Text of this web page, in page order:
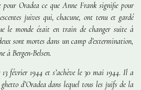
pour Oradea ce que Anne Frank signifie pour
juives qui, chacune, ont tenu et gardé
le monde était en train de changer suite à
sont mortes dans un camp d’extermination,
à Bergen-Belsen.
février 1944 et s’achève le 30 mai 1944. Il a
d’Oradea dans lequel tous les juifs de la